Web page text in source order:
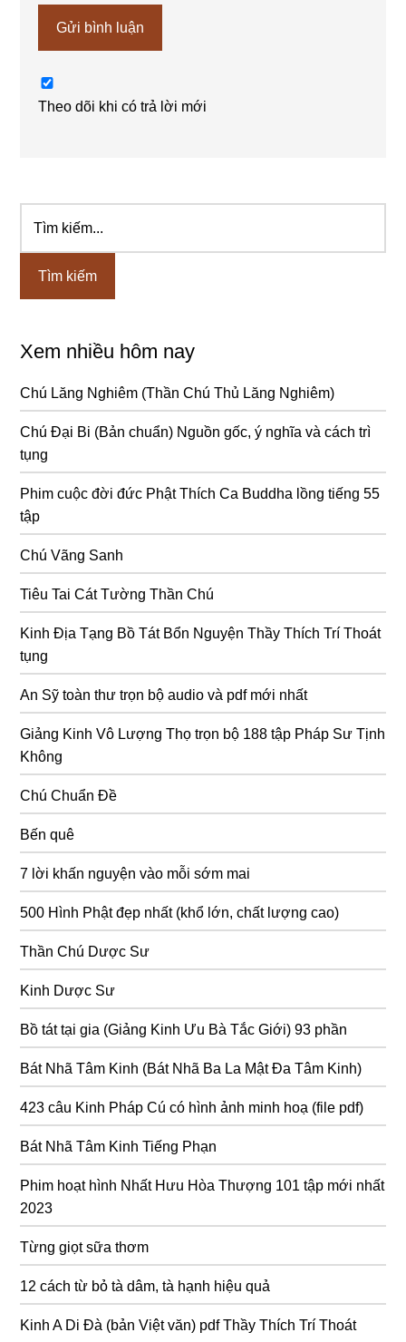
Theo dõi khi có trả lời mới
Sidebar
chính
kiếm...
Xem nhiều hôm nay
Chú Lăng Nghiêm (Thần Chú Thủ Lăng Nghiêm)
Chú Đại Bi (Bản chuẩn) Nguồn gốc, ý nghĩa và cách trì
tụng
Phim cuộc đời đức Phật Thích Ca Buddha lồng tiếng 55
tập
Chú Vãng Sanh
Tiêu Tai Cát Tường Thần Chú
Kinh Địa Tạng Bồ Tát Bổn Nguyện Thầy Thích Trí Thoát
tụng
An Sỹ toàn thư trọn bộ audio và pdf mới nhất
Giảng Kinh Vô Lượng Thọ trọn bộ 188 tập Pháp Sư Tịnh
Không
Chú Chuẩn Đề
Bến quê
7 lời khấn nguyện vào mỗi sớm mai
500 Hình Phật đẹp nhất (khổ lớn, chất lượng cao)
Thần Chú Dược Sư
Kinh Dược Sư
Bồ tát tại gia (Giảng Kinh Ưu Bà Tắc Giới) 93 phần
Bát Nhã Tâm Kinh (Bát Nhã Ba La Mật Đa Tâm Kinh)
423 câu Kinh Pháp Cú có hình ảnh minh hoạ (file pdf)
Bát Nhã Tâm Kinh Tiếng Phạn
Phim hoạt hình Nhất Hưu Hòa Thượng 101 tập mới nhất
2023
Từng giọt sữa thơm
12 cách từ bỏ tà dâm, tà hạnh hiệu quả
Kinh A Di Đà (bản Việt văn) pdf Thầy Thích Trí Thoát